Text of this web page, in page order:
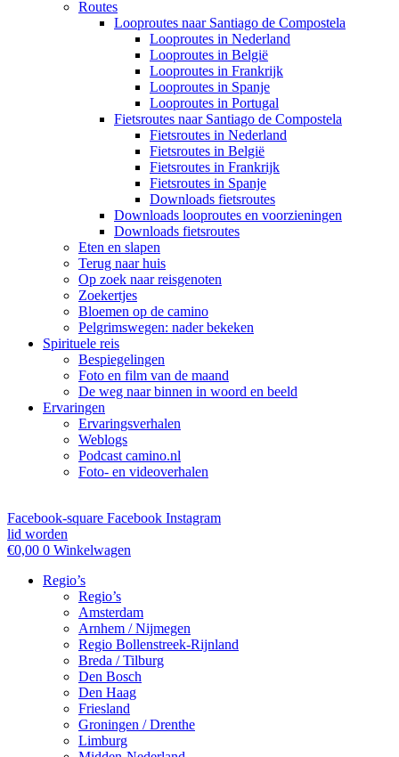
Routes
Looproutes naar Santiago de Compostela
Looproutes in Nederland
Looproutes in België
Looproutes in Frankrijk
Looproutes in Spanje
Looproutes in Portugal
Fietsroutes naar Santiago de Compostela
Fietsroutes in Nederland
Fietsroutes in België
Fietsroutes in Frankrijk
Fietsroutes in Spanje
Downloads fietsroutes
Downloads looproutes en voorzieningen
Downloads fietsroutes
Eten en slapen
Terug naar huis
Op zoek naar reisgenoten
Zoekertjes
Bloemen op de camino
Pelgrimswegen: nader bekeken
Spirituele reis
Bespiegelingen
Foto en film van de maand
De weg naar binnen in woord en beeld
Ervaringen
Ervaringsverhalen
Weblogs
Podcast camino.nl
Foto- en videoverhalen
Facebook-square Facebook Instagram
lid worden
€0,00 0 Winkelwagen
Regio’s
Regio’s
Amsterdam
Arnhem / Nijmegen
Regio Bollenstreek-Rijnland
Breda / Tilburg
Den Bosch
Den Haag
Friesland
Groningen / Drenthe
Limburg